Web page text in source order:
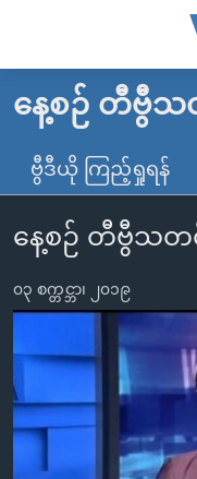
လွယ်ကူ
သည့်
များ
ပင်မ
အကြောင်းအရာ
ကြည့်
ရန်
မူလစာမျက်နှာ
မြန်မာ
ကမ္ဘာ့သတင်းများ
နိုင်ငံတကာ
တရုတ်
အစ္စရေး-ပါလက်စတိုင်း
ဗွီဒီယို
ရပ်ဝန်းတခု လမ်းတခု
အင်္ဂလိပ်စာလေ့လာမယ်
အမေရိကန်သုံးအီဒီယံ
မကြေးမုံရဲ့ အင်္ဂလိပ်စာ
ရုပ်ရှင်ထဲက အင်္ဂလိပ်စာ
အပတ်စဉ်ကဏ္ဍများ
ရေဒီယို
တီဗွီ
ရေဒီယိုနှင့်ရုပ်သံ အချ
ရေဒီယို/တီဗွီအစီအစဉ်
နေ့စဉ် တီဗွီသ
ဗွီဒီယို ကြည့်ရှုရန်
နေ့စဉ် တီဗွီသတင်
၀၃ စက္တင္ဘာ၊ ၂၀၁၉
No media